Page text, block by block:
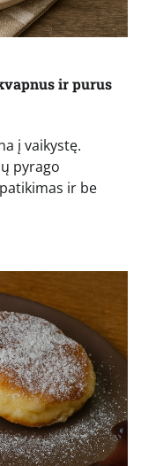
ir purus
į vaikystę.
pyrago
ir be